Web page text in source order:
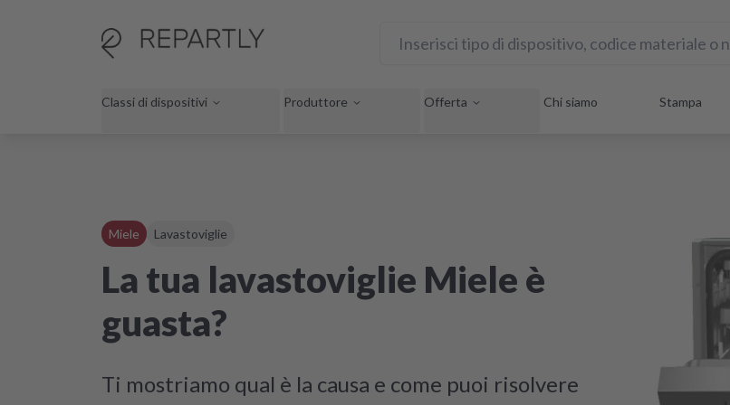
Classi di dispositivi Produttore Offerta Chi siamo Stampa
Miele Lavastoviglie
La tua lavastoviglie Miele è
guasta?
Ti mostriamo qual è la causa e come puoi risolvere